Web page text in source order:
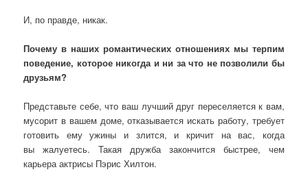
И, по правде, никак.
Почему в наших романтических отношениях мы терпим
поведение, которое никогда и ни за что не позволили бы
друзьям?
Представьте себе, что ваш лучший друг переселяется к вам,
мусорит в вашем доме, отказывается искать работу, требует
готовить ему ужины и злится, и кричит на вас, когда
вы жалуетесь. Такая дружба закончится быстрее, чем
карьера актрисы Пэрис Хилтон.